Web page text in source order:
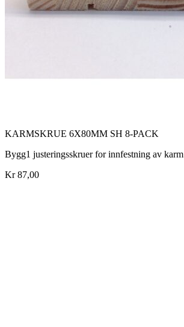
KARMSKRUE 6X80MM SH 8-PACK
Bygg1 justeringsskruer for innfestning av karm
Kr 87,00